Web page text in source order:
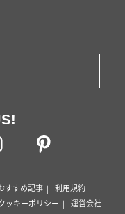
すすめ記事
利用規約
ッキーポリシー
運営会社